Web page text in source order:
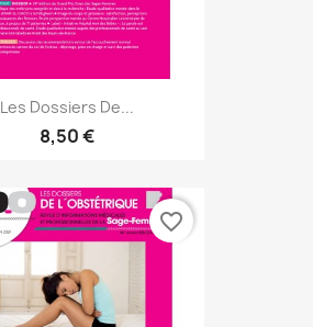
Les Dossiers De...
8,50 €
favorite_border